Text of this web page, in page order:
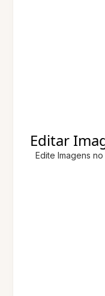
Editar
Edite Imagens